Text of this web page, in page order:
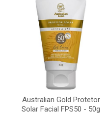
Australian Gold Protetor
Solar Facial FPS50 - 50g